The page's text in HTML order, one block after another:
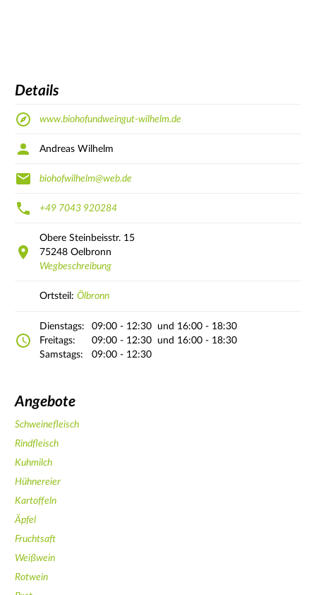
Details
www.biohofundweingut-wilhelm.de
Andreas Wilhelm
biohofwilhelm@web.de
+49 7043 920284
Obere Steinbeisstr. 15
75248 Oelbronn
Wegbeschreibung
Ortsteil: Ölbronn
Dienstags: 09:00 - 12:30
und 16:00 - 18:30
Freitags:
09:00 - 12:30
und 16:00 - 18:30
Samstags:
09:00 - 12:30
Angebote
Schweinefleisch
Rindfleisch
Kuhmilch
Hühnereier
Kartoffeln
Äpfel
Fruchtsaft
Weißwein
Rotwein